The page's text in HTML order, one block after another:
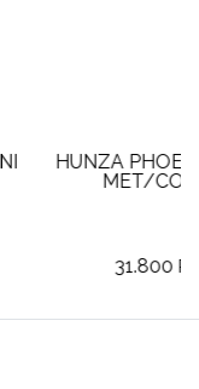
PHOEBE BIKINI
MET/CORAL
RSD